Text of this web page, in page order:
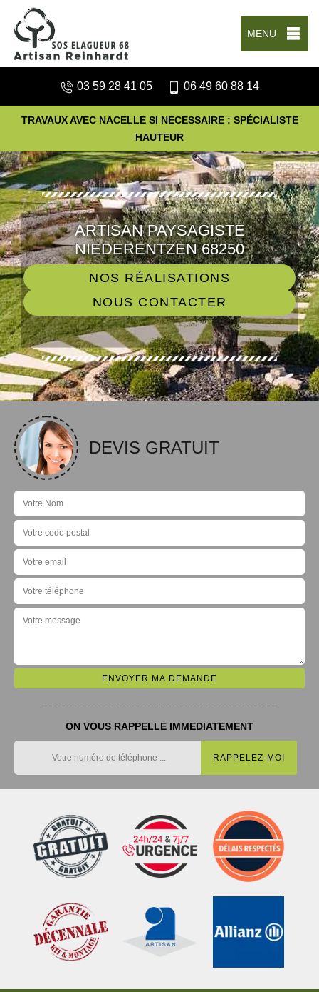
MENU
03 59 28 41 05 06 49 60 88 14
TRAVAUX AVEC NACELLE SI NECESSAIRE : SPÉCIALISTE
HAUTEUR
ARTISAN PAYSAGISTE
NIEDERENTZEN 68250
NOS RÉALISATIONS
NOUS CONTACTER
DEVIS GRATUIT
ON VOUS RAPPELLE IMMEDIATEMENT